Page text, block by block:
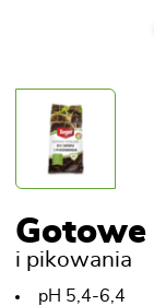
Gotowe
i pikowania
pH 5,4-6,4